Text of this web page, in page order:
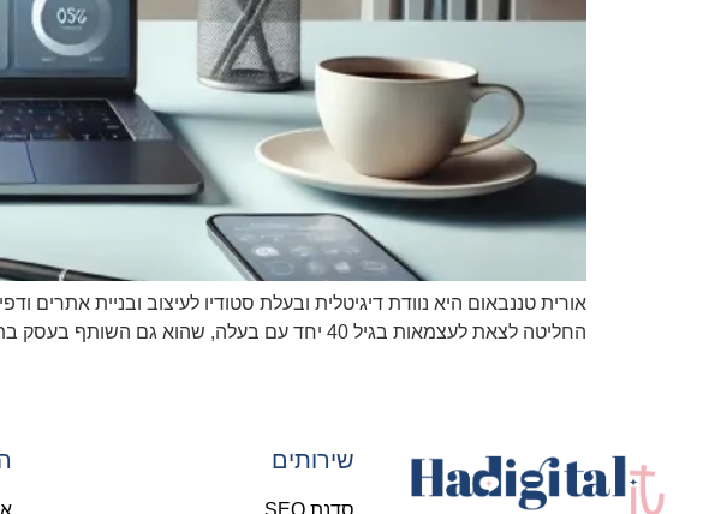
החליטה לצאת לעצמאות בגיל 40 יחד עם בעלה, שהוא גם השותף בעסק בתחום הפיתוח.
שירותים